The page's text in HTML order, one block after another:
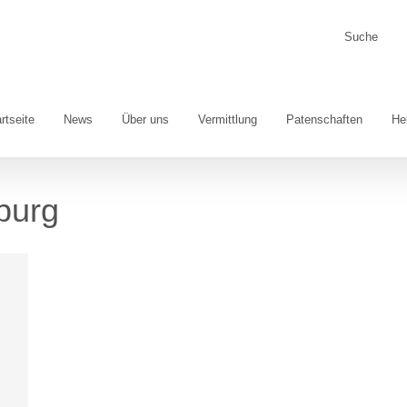
News Über uns Vermittlung Patenschaften